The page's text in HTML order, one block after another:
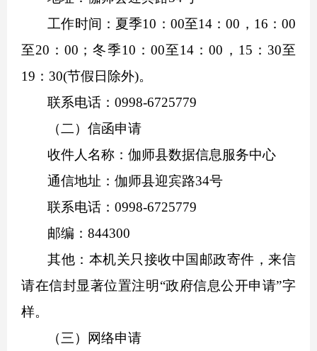
工作时间：夏季10：00至14：00，16：00
至20：00；冬季10：00至14：00，15：30至
19：30(节假日除外)。
联系电话：0998-6725779
（二）信函申请
收件人名称：伽师县数据信息服务中心
通信地址：伽师县迎宾路34号
联系电话：0998-6725779
邮编：844300
其他：本机关只接收中国邮政寄件，来信
请在信封显著位置注明“政府信息公开申请”字
样。
（三）网络申请